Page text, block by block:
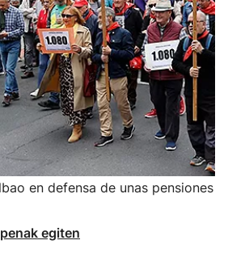
en defensa de unas pensiones
egiten